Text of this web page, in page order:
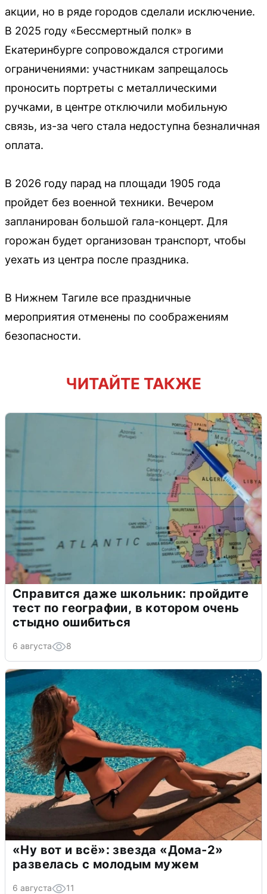
акции, но в ряде городов сделали исключение.
В 2025 году «Бессмертный полк» в
Екатеринбурге сопровождался строгими
ограничениями: участникам запрещалось
проносить портреты с металлическими
ручками, в центре отключили мобильную
связь, из-за чего стала недоступна безналичная
оплата.
В 2026 году парад на площади 1905 года
пройдет без военной техники. Вечером
запланирован большой гала-концерт. Для
горожан будет организован транспорт, чтобы
уехать из центра после праздника.
В Нижнем Тагиле все праздничные
мероприятия отменены по соображениям
безопасности.
ЧИТАЙТЕ ТАКЖЕ
Справится даже школьник: пройдите
тест по географии, в котором очень
стыдно ошибиться
6 августа 8
«Ну вот и всё»: звезда «Дома-2»
развелась с молодым мужем
6 августа 11